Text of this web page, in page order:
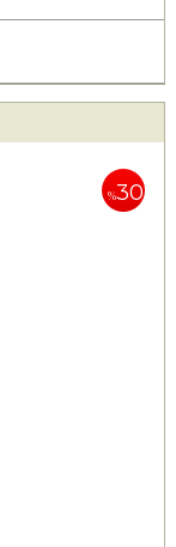
%30